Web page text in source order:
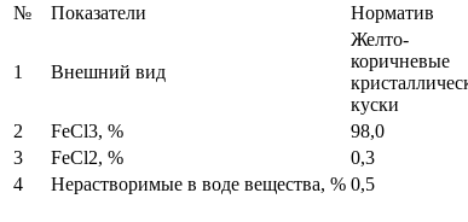
№ Показатели Норматив
1 Внешний вид
Желто-
коричневые
куски
2 FeCl3, % 98,0
3
FeCl2, % 0,3
4
Нерастворимые в воде вещества, % 0,5